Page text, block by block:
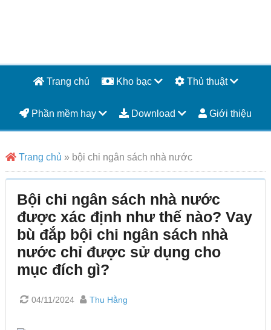
Trang chủ Kho bạc Thủ thuật
Phần mềm hay Download Giới thiệu
Trang chủ »bội chi ngân sách nhà nước
Bội chi ngân sách nhà nước
được xác định như thế nào? Vay
bù đắp bội chi ngân sách nhà
nước chỉ được sử dụng cho
mục đích gì?
04/11/2024 Thu Hằng